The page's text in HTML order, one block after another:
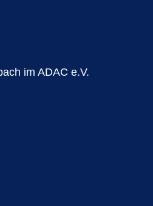
im ADAC e.V.